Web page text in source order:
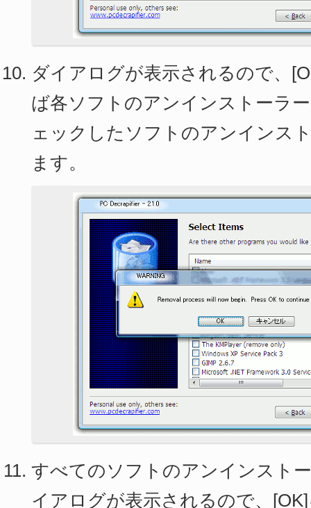
ダイアログが表示されるので、
ば各ソフトのアンインストーラ
ェックしたソフトのアンインス
ます。
すべてのソフトのアンインスト
イアログが表示されるので、